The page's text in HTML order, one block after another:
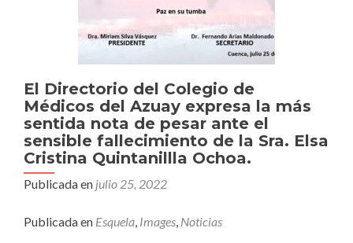
El Directorio del Colegio de
Médicos del Azuay expresa la más
sentida nota de pesar ante el
sensible fallecimiento de la Sra. Elsa
Cristina Quintanillla Ochoa.
Publicada en julio 25, 2022
Publicada en Esquela, Images, Noticias